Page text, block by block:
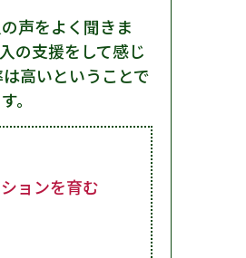
声をよく聞きま
の支援をして感じ
高いということで
。
ョンを育む